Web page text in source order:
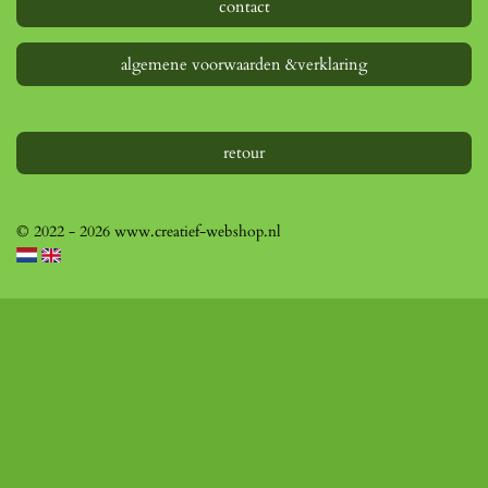
contact
algemene voorwaarden &verklaring
retour
© 2022 - 2026 www.creatief-webshop.nl